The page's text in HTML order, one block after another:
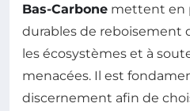
Bas-Carbone mettent en
durables de reboisement
les écosystèmes et à
menacées. Il est
discernement afin de